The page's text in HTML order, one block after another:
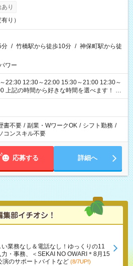
り
り）
分 / 竹橋駅から徒歩10分 / 神保町駅から徒
ワー
22:30 12:30～22:00 15:30～21:00 12:30～
※
能性があります
書不要 / 副業・WワークOK / シフト勤務 /
コンスキル不要
応募する 詳細へ
い業務なし＆電話なし！ゆっくりの11
・事務、＜SEKAI NO OWARI＊8月15
演のサポートバイトなど (8/7UP!)